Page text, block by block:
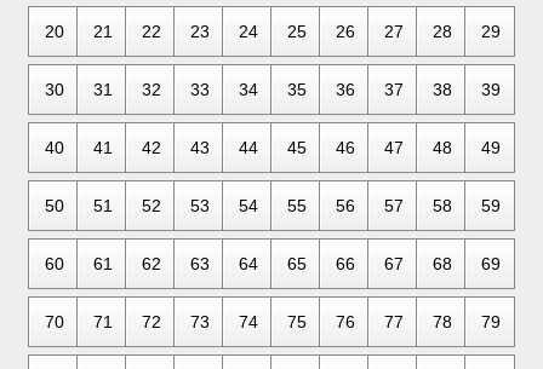
20 21 22 23 24 25 26 27 28 29
30 31 32 33 34 35 36 37 38 39
40 41 42 43 44 45 46 47 48 49
50 51 52 53 54 55 56 57 58 59
60 61 62 63 64 65 66 67 68 69
70 71 72 73 74 75 76 77 78 79